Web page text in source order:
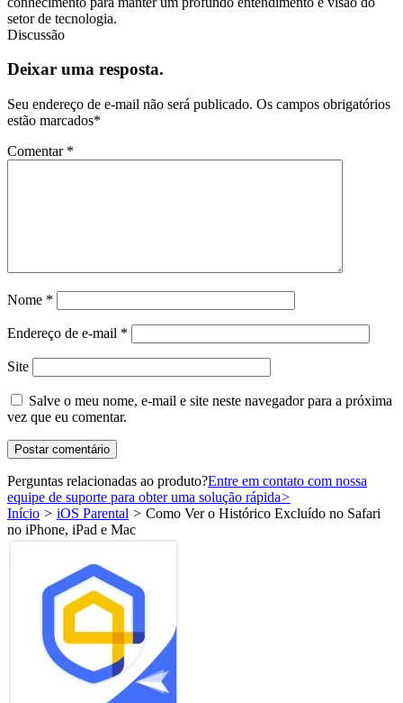
setor de tecnologia.
Discussão
Deixar uma resposta.
Seu endereço de e-mail não será publicado. Os campos obrigatórios
estão marcados*
Comentar *
Nome *
Endereço de e-mail *
Site
Salve o meu nome, e-mail e site neste navegador para a próxima
vez que eu comentar.
Perguntas relacionadas ao produto?Entre em contato com nossa
equipe de suporte para obter uma solução rápida>
Início > iOS Parental > Como Ver o Histórico Excluído no Safari
no iPhone, iPad e Mac